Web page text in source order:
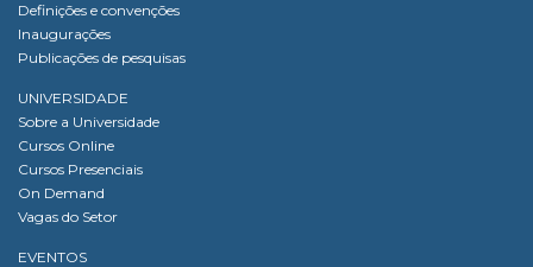
Definições e convenções
Inaugurações
Publicações de pesquisas
UNIVERSIDADE
Sobre a Universidade
Cursos Online
Cursos Presenciais
On Demand
Vagas do Setor
EVENTOS